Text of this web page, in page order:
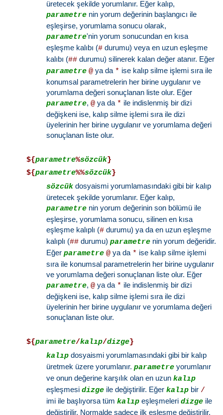
üretecek şekilde yorumlanır. Eğer kalıp,
parametre nin yorum değerinin başlangıcı ile
eşleşirse, yorumlama sonucu olarak,
parametre'nin yorum sonucundan en kısa
eşleşme kalıbı (# durumu) veya en uzun eşleşme
kalıbı (## durumu) silinerek kalan değer atanır. Eğer
parametre @ ya da * ise kalıp silme işlemi sıra ile
konumsal parametrelerin her birine uygulanır ve
yorumlama değeri sonuçlanan liste olur. Eğer
parametre,@ ya da * ile indislenmiş bir dizi
değişkeni ise, kalıp silme işlemi sıra ile dizi
üyelerinin her birine uygulanır ve yorumlama değeri
sonuçlanan liste olur.
${parametre%sözcük}
${parametre%%sözcük}
sözcük dosyaismi yorumlamasındaki gibi bir kalıp
üretecek şekilde yorumlanır. Eğer kalıp,
parametre nin yorum değerinin son bölümü ile
eşleşirse, yorumlama sonucu, silinen en kısa
eşleşme kalıplı (# durumu) ya da en uzun eşleşme
kalıplı (## durumu)parametre nin yorum değeridir.
Eğerparametre @ ya da * ise kalıp silme işlemi
sıra ile konumsal parametrelerin her birine uygulanır
ve yorumlama değeri sonuçlanan liste olur. Eğer
parametre,@ ya da * ile indislenmiş bir dizi
değişkeni ise, kalıp silme işlemi sıra ile dizi
üyelerinin her birine uygulanır ve yorumlama değeri
sonuçlanan liste olur.
${parametre/kalıp/dizge}
kalıp dosyaismi yorumlamasındaki gibi bir kalıp
üretmek üzere yorumlanır.parametre yorumlanır
ve onun değerine karşılık olan en uzunkalıp
eşleşmesidizge ile değiştirilir. Eğerkalıp bir /
imi ile başlıyorsa tümkalıp eşleşmeleridizge ile
değiştirilir. Normalde sadece ilk eşleşme değiştirilir.